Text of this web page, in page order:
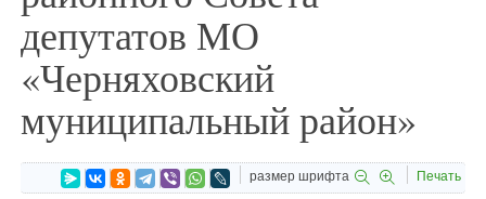
депутатов МО
«Черняховский
муниципальный район»
размер шрифта Печать